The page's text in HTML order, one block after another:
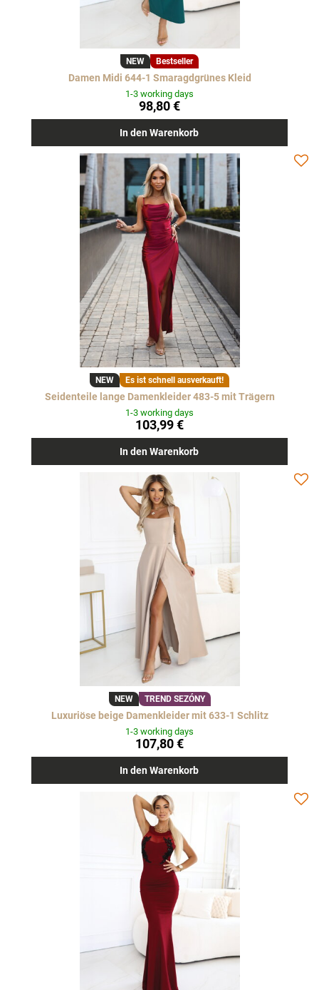
NEW Bestseller
Damen Midi 644-1 Smaragdgrünes Kleid
1-3 working days
98,80 €
In den Warenkorb
NEW Es ist schnell ausverkauft!
Seidenteile lange Damenkleider 483-5 mit Trägern
1-3 working days
103,99 €
In den Warenkorb
NEW TREND SEZÓNY
Luxuriöse beige Damenkleider mit 633-1 Schlitz
1-3 working days
107,80 €
In den Warenkorb